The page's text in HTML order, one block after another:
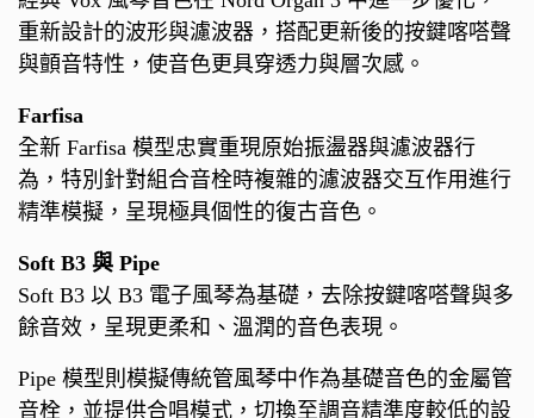
重新設計的波形與濾波器，搭配更新後的按鍵喀嗒聲
與顫音特性，使音色更具穿透力與層次感。
Farfisa
全新 Farfisa 模型忠實重現原始振盪器與濾波器行
為，特別針對組合音栓時複雜的濾波器交互作用進行
精準模擬，呈現極具個性的復古音色。
Soft B3 與 Pipe
Soft B3 以 B3 電子風琴為基礎，去除按鍵喀嗒聲與多
餘音效，呈現更柔和、溫潤的音色表現。
Pipe 模型則模擬傳統管風琴中作為基礎音色的金屬管
音栓，並提供合唱模式，切換至調音精準度較低的設